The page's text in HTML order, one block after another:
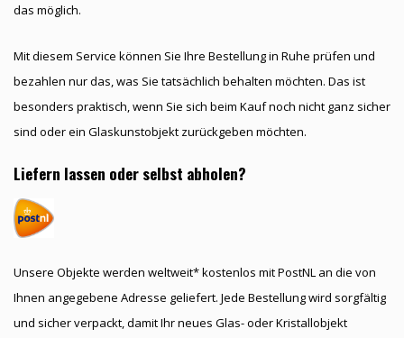
das möglich.
Mit diesem Service können Sie Ihre Bestellung in Ruhe prüfen und
bezahlen nur das, was Sie tatsächlich behalten möchten. Das ist
besonders praktisch, wenn Sie sich beim Kauf noch nicht ganz sicher
sind oder ein Glaskunstobjekt zurückgeben möchten.
Liefern lassen oder selbst abholen?
Unsere Objekte werden weltweit* kostenlos mit PostNL an die von
Ihnen angegebene Adresse geliefert. Jede Bestellung wird sorgfältig
und sicher verpackt, damit Ihr neues Glas- oder Kristallobjekt